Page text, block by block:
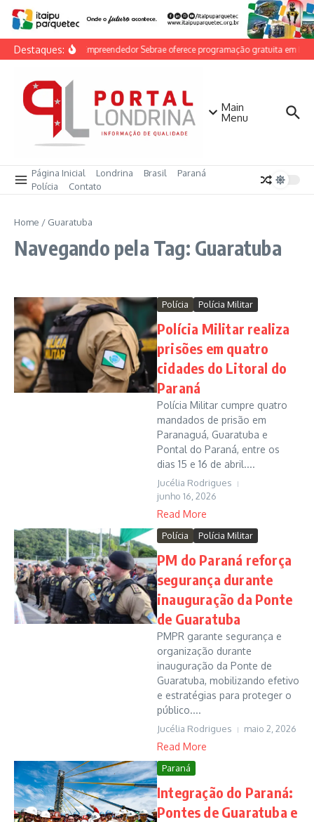
Ir para o conteúdo
Destaques:Feira do Empreendedor Sebrae oferece programação gratuita em
Main
Menu
Página Inicial Londrina Brasil
Paraná
Polícia
Contato
Home / Guaratuba
Navegando pela Tag: Guaratuba
Polícia Polícia Militar
Polícia Militar realiza
prisões em quatro
cidades do Litoral do
Paraná
Polícia Militar cumpre quatro
mandados de prisão em
Paranaguá, Guaratuba e
Pontal do Paraná, entre os
dias 15 e 16 de abril....
Jucélia Rodrigues
junho 16, 2026
Read More
Polícia Polícia Militar
PM do Paraná reforça
segurança durante
inauguração da Ponte
de Guaratuba
PMPR garante segurança e
organização durante
inauguração da Ponte de
Guaratuba, mobilizando efetivo
e estratégias para proteger o
público....
Jucélia Rodrigues maio 2, 2026
Read More
Paraná
Integração do Paraná:
Pontes de Guaratuba e